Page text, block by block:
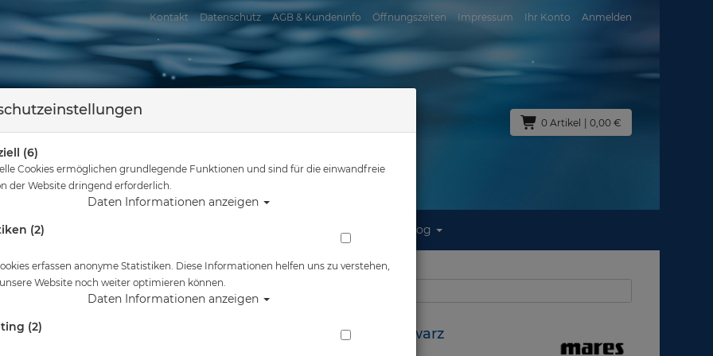
Kontakt Datenschutz AGB & Kundeninfo Öffnungszeiten Impressum Ihr Konto Anmelden
0 Artikel | 0,00 €
Reisen Blog
Tauchausrüstung Mares Tauchmaske i3 Sunrise - Farbe: Schwarz / Schwarz
Mares Tauchmaske i3 Sunrise - Farbe: Schwarz / Schwarz
(6)
Cookies ermöglichen grundlegende Funktionen und sind für die einwandfreie
der Website dringend erforderlich.
Daten Informationen anzeigen
(2)
erfassen anonyme Statistiken. Diese Informationen helfen uns zu verstehen,
Website noch weiter optimieren können.
Daten Informationen anzeigen
(2)